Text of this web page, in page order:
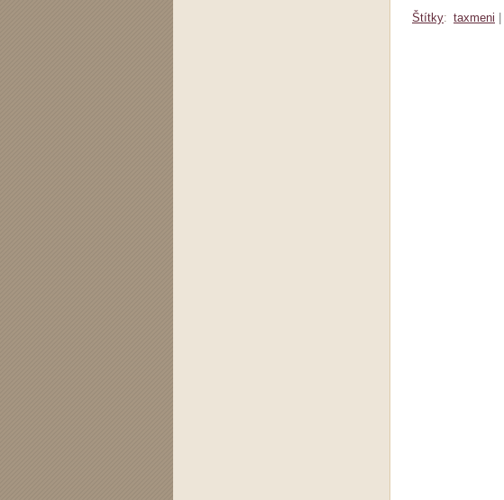
Štítky: taxmeni